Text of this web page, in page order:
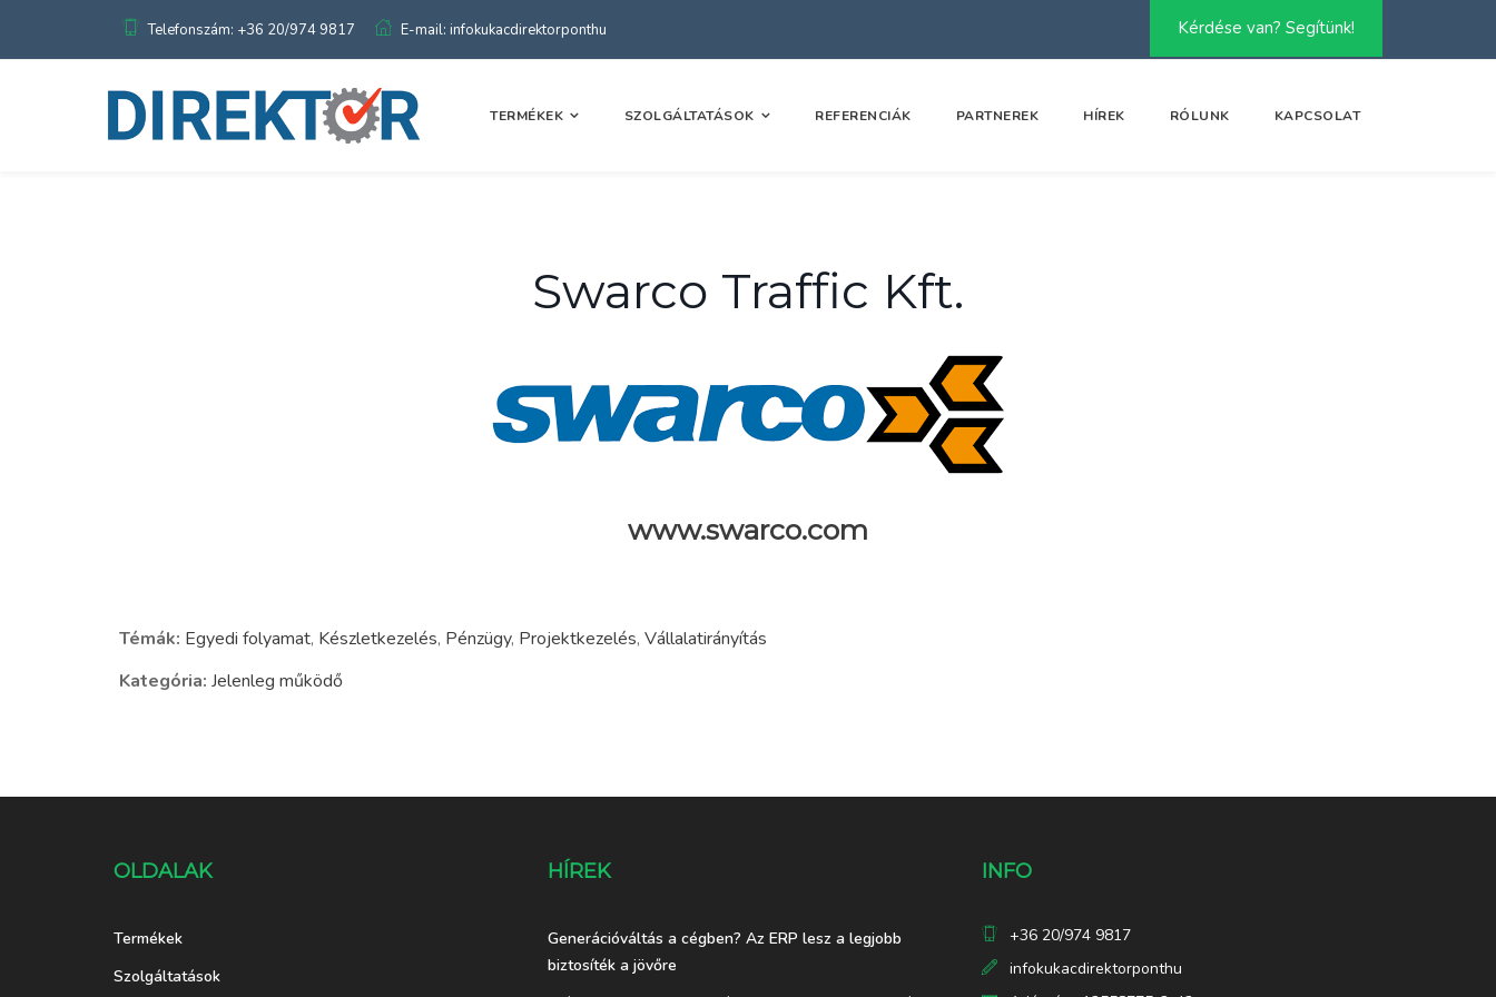
Telefonszám: +36 20/974 9817 E-mail: infokukacdirektorponthu Kérdése van? Segítünk!
TERMÉKEK SZOLGÁLTATÁSOK REFERENCIÁK PARTNEREK HÍREK RÓLUNK KAPCSOLAT
Swarco Traffic Kft.
www.swarco.com
Témák: Egyedi folyamat, Készletkezelés, Pénzügy, Projektkezelés, Vállalatirányítás
Kategória: Jelenleg működő
OLDALAK
Termékek
Szolgáltatások
HÍREK
Generációváltás a cégben? Az ERP lesz a legjobb
biztosíték a jövőre
INFO
+36 20/974 9817
infokukacdirektorponthu